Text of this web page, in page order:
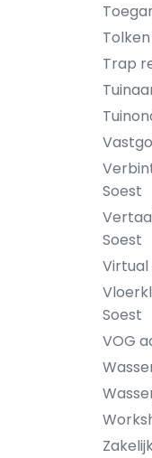
Trap
Soest
Soest
Virtual
Soest
VOG